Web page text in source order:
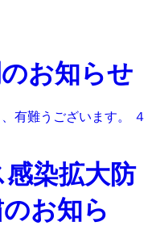
お知らせ
有難うございます。 ４
感染拡大防
お知ら